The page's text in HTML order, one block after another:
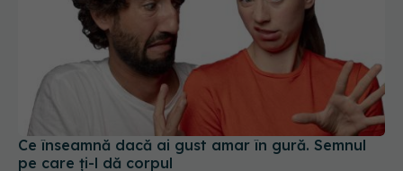
Ce înseamnă dacă ai gust amar în gură. Semnul
pe care ți-l dă corpul
15 ian 2025, 10:22